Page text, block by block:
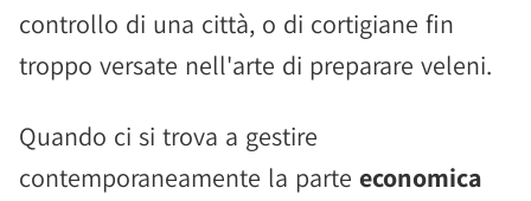
controllo di una città, o di cortigiane fin
troppo versate nell'arte di preparare veleni.
Quando ci si trova a gestire
contemporaneamente la parte economica